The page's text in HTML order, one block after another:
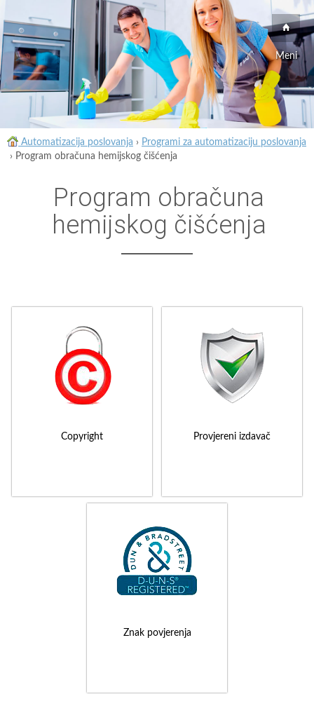
Meni
Automatizacija poslovanja › Programi za automatizaciju poslovanja
› Program obračuna hemijskog čišćenja
Program obračuna
hemijskog čišćenja
Copyright Provjereni izdavač
Znak povjerenja